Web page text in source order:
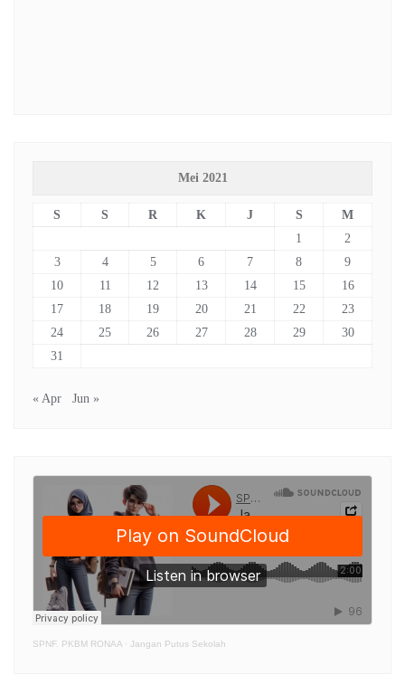
Mei 2021
S S R K J S
M
1
2
3
4 5 6 7 8
9
10
11 12 13 14 15
16
17
18 19 20 21 22
23
24
25 26 27 28 29
30
31
« Apr Jun »
SPNF. PKBM RONAA · Jangan Putus Sekolah